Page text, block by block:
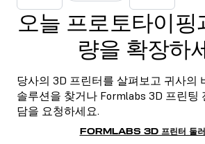
오늘 프로토타이핑
량을 확장하
당사의 3D 프린터를 살펴보고 귀사의
솔루션을 찾거나 Formlabs 3D 프린팅
담을 요청하세요.
FORMLABS 3D 프린터 둘러